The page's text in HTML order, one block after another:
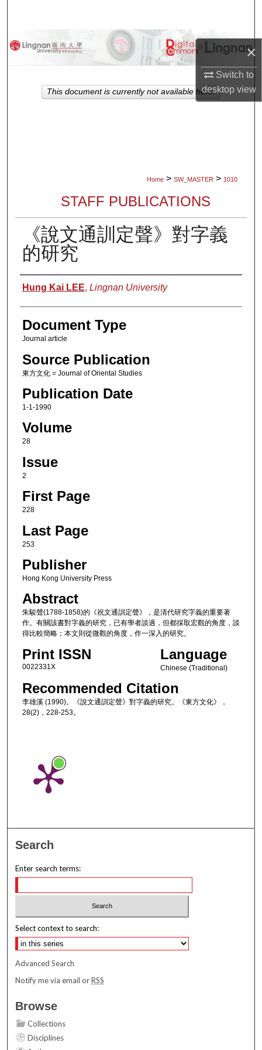
×
Switch to
desktopview
Browse Collections
About
Home > SW_MASTER > 1010
STAFF PUBLICATIONS
《說文通訓定聲》對字義
的研究
Authors
Hung Kai LEE, Lingnan University
Document Type
Journal article
Source Publication
東方文化 = Journal of Oriental Studies
Publication Date
1-1-1990
Volume
28
Issue
2
First Page
228
Last Page
253
Publisher
Hong Kong University Press
Abstract
朱駿聲(1788-1858)的《祝文通訓定聲》，是清代研究字義的重要著
作。有關該書對字義的研究，已有學者談過，但都採取宏觀的角度，談
得比較簡略；本文則從微觀的角度，作一深入的研究。
Print ISSN
0022331X
Language
Chinese (Traditional)
Recommended Citation
李雄溪 (1990)。《說文通訓定聲》對字義的研究。《東方文化》，
28(2)，228-253。
This document is currently not available here.
Search
Enter search terms:
Select context to search:
Advanced Search
Notify me via email orRSS
Browse
Collections
Disciplines